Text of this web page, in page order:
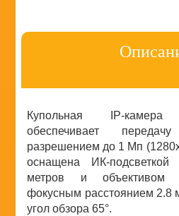
Купольная IP-
обеспечивает
разрешением до 1 Мп
оснащена ИК-
метров и объективом
фокусным расстоянием
угол обзора 65°.